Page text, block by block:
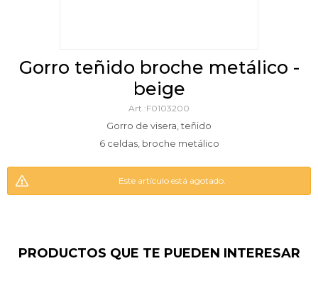
gorro teñido broche metálico -
beige
F0103200
Gorro de visera, teñido
6 celdas, broche metálico
Este artículo está agotado.
PRODUCTOS QUE TE PUEDEN INTERESAR